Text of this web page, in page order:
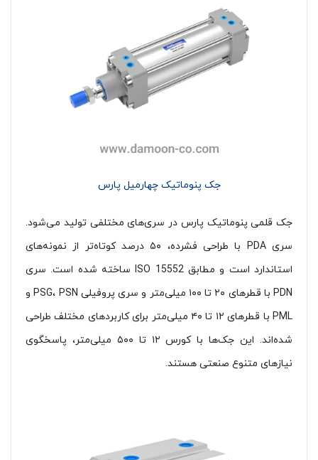
جک پنوماتیک چهارمیل پارس
جک قلمی پنوماتیک پارس در سری‌های مختلفی تولید می‌شود.
سری PDA با طراحی فشرده، ۵۰ درصد کوتاه‌تر از نمونه‌های
استاندارد است و مطابق ISO 15552 ساخته شده است. سری
PDN با قطرهای ۲۰ تا ۱۰۰ میلی‌متر و سری پروفیلی PSG، PSN و
PML با قطرهای ۱۲ تا ۴۰ میلی‌متر برای کاربردهای مختلف طراحی
شده‌اند. این جک‌ها با کورس ۱۲ تا ۵۰۰ میلی‌متر، پاسخگوی
نیازهای متنوع صنعتی هستند.